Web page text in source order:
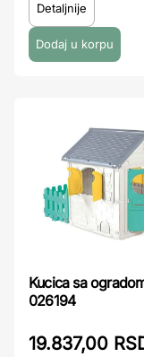
Detaljnije
Kucica sa
026194
19.837,00